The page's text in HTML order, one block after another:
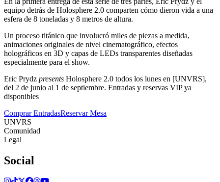
equipo detrás de Holosphere 2.0 comparten cómo dieron vida a una
esfera de 8 toneladas y 8 metros de altura.
Un proceso titánico que involucró miles de piezas a medida,
animaciones originales de nivel cinematográfico, efectos
holográficos en 3D y capas de LEDs transparentes diseñadas
especialmente para el show.
Eric Prydz presents Holosphere 2.0 todos los lunes en [UNVRS],
del 2 de junio al 1 de septiembre. Entradas y reservas VIP ya
disponibles
Comprar EntradasReservar Mesa
UNVRS
Comunidad
Legal
Social